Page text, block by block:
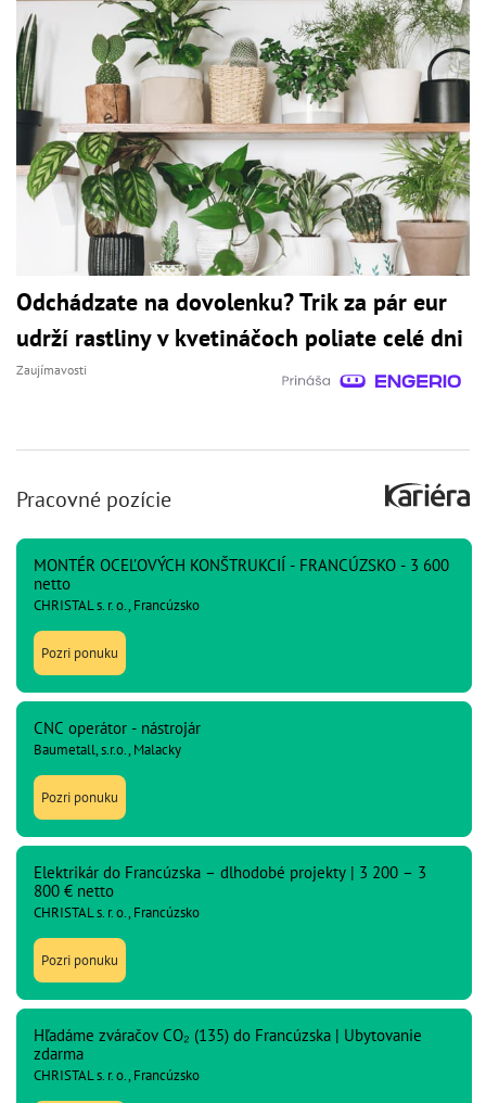
Odchádzate na dovolenku? Trik za pár eur
udrží rastliny v kvetináčoch poliate celé dni
Zaujímavosti
Pracovné pozície
MONTÉR OCEĽOVÝCH KONŠTRUKCIÍ - FRANCÚZSKO - 3 600
netto
CHRISTAL s. r. o., Francúzsko
Pozri ponuku
CNC operátor - nástrojár
Baumetall, s.r.o., Malacky
Pozri ponuku
Elektrikár do Francúzska – dlhodobé projekty | 3 200 – 3
800 € netto
CHRISTAL s. r. o., Francúzsko
Pozri ponuku
Hľadáme zváračov CO₂ (135) do Francúzska | Ubytovanie
zdarma
CHRISTAL s. r. o., Francúzsko